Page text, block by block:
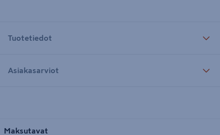
Tuotetiedot
Asiakasarviot
Maksutavat